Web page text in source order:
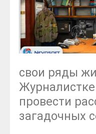
свои ряды
провести
загадочных